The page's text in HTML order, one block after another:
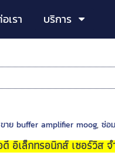
เรา บริการ
ขาย buffer amplifier moog,ซ่อ
อิเล็กทรอนิกส์ เซอร์วิส จ